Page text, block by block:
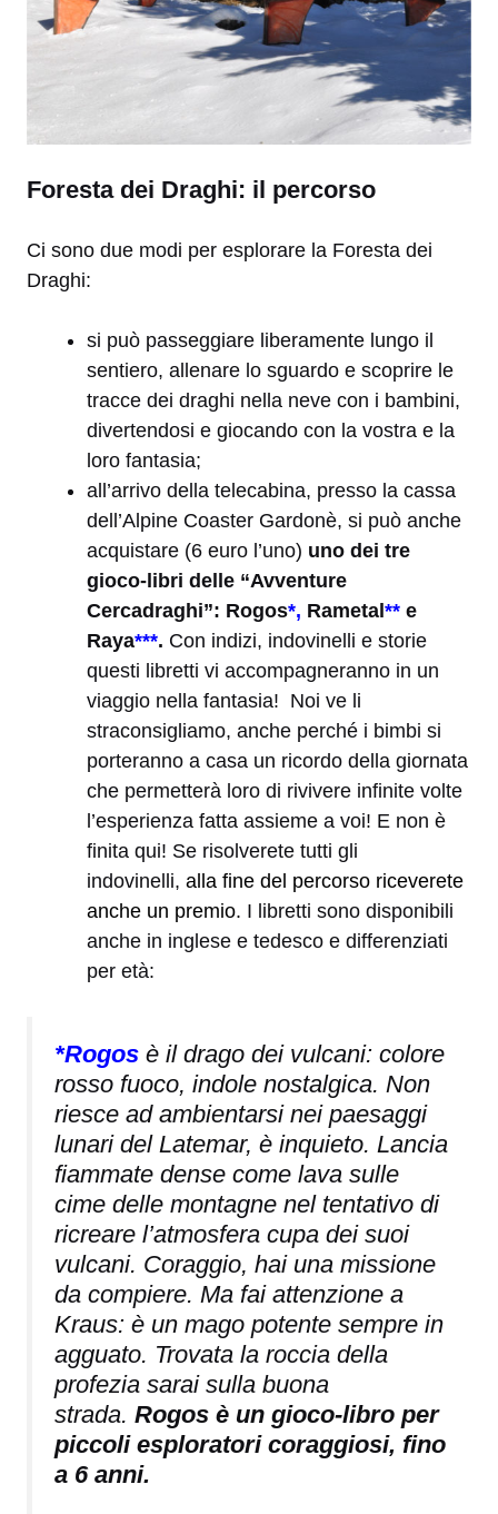
Foresta dei Draghi: il percorso
Ci sono due modi per esplorare la Foresta dei
Draghi:
si può passeggiare liberamente lungo il
sentiero, allenare lo sguardo e scoprire le
tracce dei draghi nella neve con i bambini,
divertendosi e giocando con la vostra e la
loro fantasia;
all’arrivo della telecabina, presso la cassa
dell’Alpine Coaster Gardonè, si può anche
acquistare (6 euro l’uno) uno dei tre
gioco-libri delle “Avventure
Cercadraghi”: Rogos*, Rametal** e
Raya***. Con indizi, indovinelli e storie
questi libretti vi accompagneranno in un
viaggio nella fantasia! Noi ve li
straconsigliamo, anche perché i bimbi si
porteranno a casa un ricordo della giornata
che permetterà loro di rivivere infinite volte
l’esperienza fatta assieme a voi! E non è
finita qui! Se risolverete tutti gli
indovinelli, alla fine del percorso riceverete
anche un premio. I libretti sono disponibili
anche in inglese e tedesco e differenziati
per età:
*Rogos è il drago dei vulcani: colore
rosso fuoco, indole nostalgica. Non
riesce ad ambientarsi nei paesaggi
lunari del Latemar, è inquieto. Lancia
fiammate dense come lava sulle
cime delle montagne nel tentativo di
ricreare l’atmosfera cupa dei suoi
vulcani. Coraggio, hai una missione
da compiere. Ma fai attenzione a
Kraus: è un mago potente sempre in
agguato. Trovata la roccia della
profezia sarai sulla buona
strada. Rogos è un gioco-libro per
piccoli esploratori coraggiosi, fino
a 6 anni.